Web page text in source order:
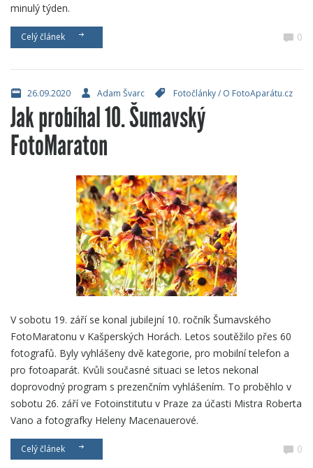
minulý týden.
Celý článek 0
26.09.2020 Adam Švarc Fotočlánky/ O FotoAparátu.cz
Jak probíhal 10. Šumavský
FotoMaraton
V sobotu 19. září se konal jubilejní 10. ročník Šumavského
FotoMaratonu v Kašperských Horách. Letos soutěžilo přes 60
fotografů. Byly vyhlášeny dvě kategorie, pro mobilní telefon a
pro fotoaparát. Kvůli současné situaci se letos nekonal
doprovodný program s prezenčním vyhlášením. To proběhlo v
sobotu 26. září ve Fotoinstitutu v Praze za účasti Mistra Roberta
Vano a fotografky Heleny Macenauerové.
Celý článek 0